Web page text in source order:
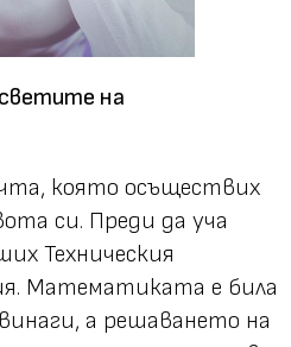
на
която осъществих
си. Преди да уча
Техническия
Математиката е била
а решаването на